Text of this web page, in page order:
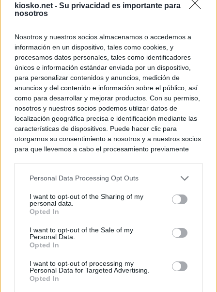
kiosko.net - Su privacidad es importante para
nosotros
Nosotros y nuestros socios almacenamos o accedemos a
información en un dispositivo, tales como cookies, y
procesamos datos personales, tales como identificadores
únicos e información estándar enviada por un dispositivo,
para personalizar contenidos y anuncios, medición de
anuncios y del contenido e información sobre el público, así
como para desarrollar y mejorar productos. Con su permiso,
nosotros y nuestros socios podemos utilizar datos de
localización geográfica precisa e identificación mediante las
características de dispositivos. Puede hacer clic para
otorgarnos su consentimiento a nosotros y a nuestros socios
para que llevemos a cabo el procesamiento previamente
negar su consentimiento. Tenga en cuenta que algún
de su consentimiento, pero usted tiene el derecho de
rechazar tal procesamiento. Sus preferencias se aplicarán
cualquier momento entrando de nuevo en este sitio web o
visitando nuestra política de privacidad.
Personal Data Processing Opt Outs
I want to opt-out of the Sharing of my
personal data.
Opted In
I want to opt-out of the Sale of my
Personal Data.
Opted In
I want to opt-out of processing my
Personal Data for Targeted Advertising.
Opted In